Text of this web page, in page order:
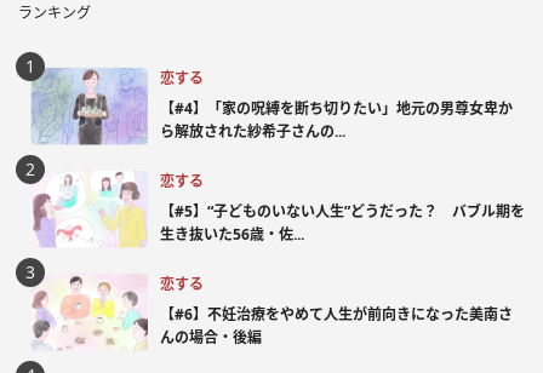
ランキング
恋する
【#4】「家の呪縛を断ち切りたい」地元の男尊女卑か
ら解放された紗希子さんの...
恋する
【#5】“子どものいない人生”どうだった？ バブル期を
生き抜いた56歳・佐...
恋する
【#6】不妊治療をやめて人生が前向きになった美南さ
んの場合・後編